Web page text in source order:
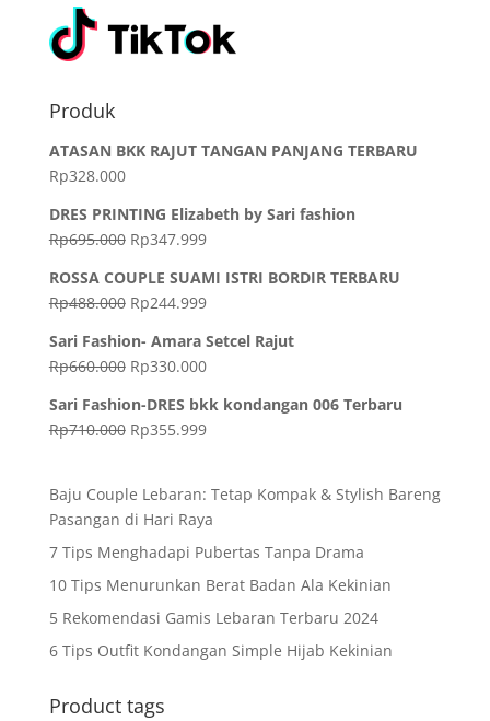
Produk
ATASAN BKK RAJUT TANGAN PANJANG TERBARU
Rp328.000
DRES PRINTING Elizabeth by Sari fashion
Rp695.000 Rp347.999
ROSSA COUPLE SUAMI ISTRI BORDIR TERBARU
Rp488.000 Rp244.999
Sari Fashion- Amara Setcel Rajut
Rp660.000 Rp330.000
Sari Fashion-DRES bkk kondangan 006 Terbaru
Rp710.000 Rp355.999
Baju Couple Lebaran: Tetap Kompak & Stylish Bareng
Pasangan di Hari Raya
7 Tips Menghadapi Pubertas Tanpa Drama
10 Tips Menurunkan Berat Badan Ala Kekinian
5 Rekomendasi Gamis Lebaran Terbaru 2024
6 Tips Outfit Kondangan Simple Hijab Kekinian
Product tags